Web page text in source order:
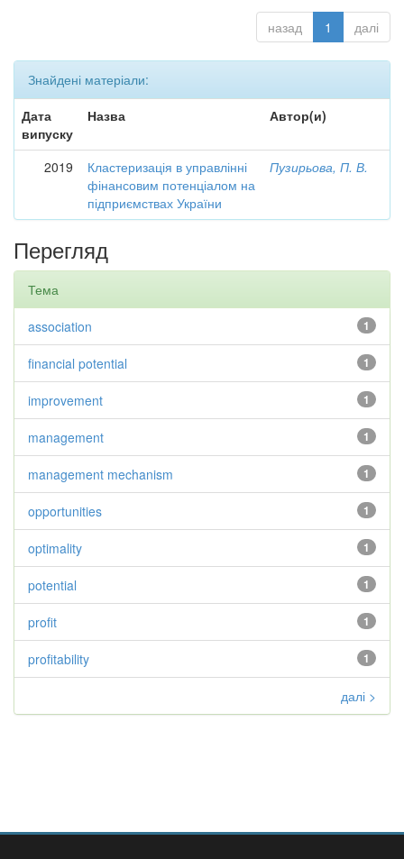
назад 1 далі
Знайдені матеріали:
Дата
випуску
Назва Автор(и)
2019
Кластеризація в управлінні
фінансовим потенціалом на
підприємствах України
Пузирьова, П. В.
Перегляд
Тема
1
association
1
financial potential
1
improvement
1
management
1
management mechanism
1
opportunities
1
optimality
1
potential
1
profit
1
profitability
далі >